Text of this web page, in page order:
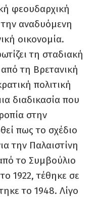
φεουδαρχική
αναδυόμενη
οικονομία.
τη σταδιακή
τη Βρετανική
πολιτική
διαδικασία που
στην
πως το σχέδιο
την Παλαιστίνη
το Συμβούλιο
1922, τέθηκε σε
το 1948. Λίγο